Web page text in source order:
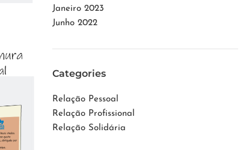
Janeiro 2023
Junho 2022
Categories
Relação Pessoal
Relação Profissional
Relação Solidária